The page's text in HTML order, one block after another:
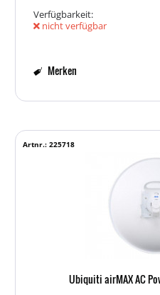
Verfügbarkeit:
nicht verfügbar
Merken
Ubiquiti airMAX AC
Artnr.: 225718